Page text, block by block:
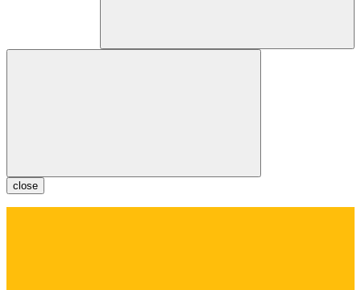
close